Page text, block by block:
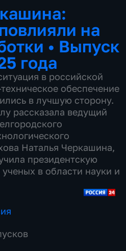
на
• Выпуск
года
в российской
обеспечение
в лучшую сторону.
рассказала ведущий
Наталья Черкашина,
президентскую
в области науки и